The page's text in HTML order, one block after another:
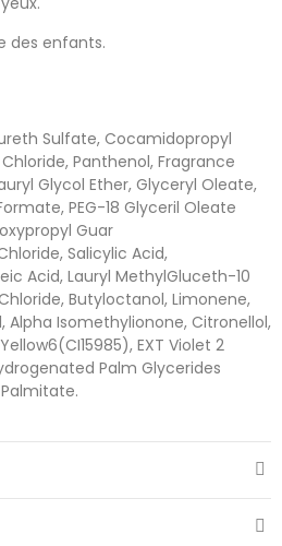
des enfants.
Sulfate, Cocamidopropyl
Panthenol, Fragrance
Glycol Ether, Glyceryl Oleate,
PEG-18 Glyceril Oleate
Guar
Salicylic Acid,
Acid, Lauryl MethylGluceth-10
Butyloctanol, Limonene,
Alpha Isomethylionone, Citronellol,
EXT Violet 2
Palm Glycerides